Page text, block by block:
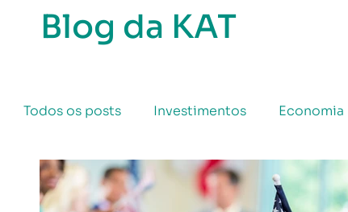
Blog da KAT
Todos os posts Investimentos Economia